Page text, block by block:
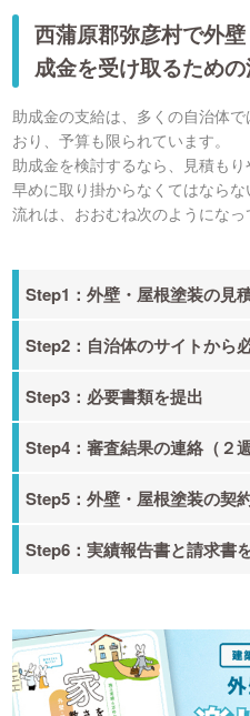
西蒲原郡弥彦村で外
成金を受け取るため
助成金の支給は、多くの自治体
おり、予算も限られています。
助成金を検討するなら、見積もり
早めに取り掛からなくてはなら
流れは、おおむね次のようになっ
Step1：外壁・屋根塗装の見
Step2：自治体のサイトから
Step3：必要書類を提出
Step4：審査結果の連絡（２
Step5：外壁・屋根塗装の契
Step6：実績報告書と請求書